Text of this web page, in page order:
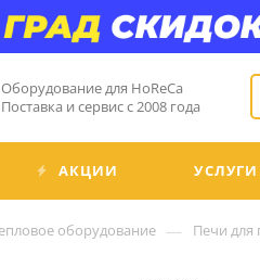
Оборудование для HoReCa
Поставка и сервис с 2008 года
АКЦИИ УСЛУГИ
оборудование — Печи для